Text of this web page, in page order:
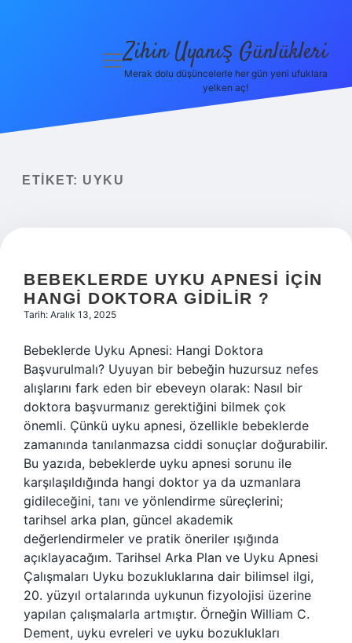
Politikası
menüyü
Zihin Uyanış Günlükleri
Merak dolu düşüncelerle her gün yeni ufuklara
yelken aç!
ETIKET: UYKU
BEBEKLERDE UYKU APNESI IÇIN
HANGI DOKTORA GIDILIR ?
Tarih: Aralık 13, 2025
Bebeklerde Uyku Apnesi: Hangi Doktora
Başvurulmalı? Uyuyan bir bebeğin huzursuz nefes
alışlarını fark eden bir ebeveyn olarak: Nasıl bir
doktora başvurmanız gerektiğini bilmek çok
önemli. Çünkü uyku apnesi, özellikle bebeklerde
zamanında tanılanmazsa ciddi sonuçlar doğurabilir.
Bu yazıda, bebeklerde uyku apnesi sorunu ile
karşılaşıldığında hangi doktor ya da uzmanlara
gidileceğini, tanı ve yönlendirme süreçlerini;
tarihsel arka plan, güncel akademik
değerlendirmeler ve pratik öneriler ışığında
açıklayacağım. Tarihsel Arka Plan ve Uyku Apnesi
Çalışmaları Uyku bozukluklarına dair bilimsel ilgi,
20. yüzyıl ortalarında uykunun fizyolojisi üzerine
yapılan çalışmalarla artmıştır. Örneğin William C.
Dement, uyku evreleri ve uyku bozuklukları